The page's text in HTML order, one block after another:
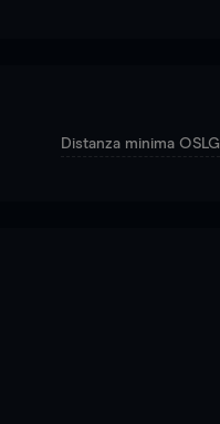
Distanza minima OSLG